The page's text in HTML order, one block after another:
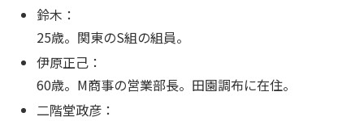
鈴木：
25歳。関東のS組の組員。
伊原正己：
60歳。M商事の営業部長。田園調布に在住。
二階堂政彦：